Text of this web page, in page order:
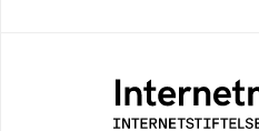
Ett digitalt museum
av